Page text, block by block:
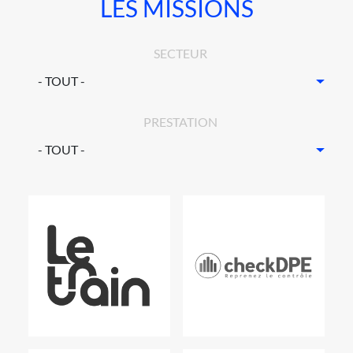
LES MISSIONS
SECTEUR
PRESTATION